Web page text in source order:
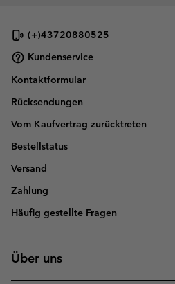
(+)43720880525
Kundenservice
Kontaktformular
Rücksendungen
Vom Kaufvertrag zurücktreten
Bestellstatus
Versand
Zahlung
Häufig gestellte Fragen
Über uns